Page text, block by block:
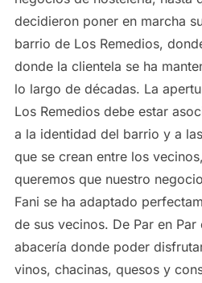
decidieron poner en marcha
barrio de Los Remedios,
donde la clientela se ha
lo largo de décadas. La
Los Remedios debe estar
a la identidad del barrio y a
que se crean entre los
queremos que nuestro
Fani se ha adaptado
de sus vecinos. De Par en Par
abacería donde poder
vinos, chacinas, quesos y